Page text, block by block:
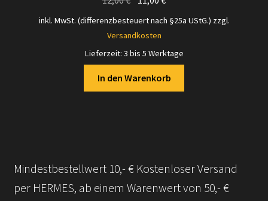
inkl. MwSt. (differenzbesteuert nach §25a UStG.) zzgl.
Versandkosten
Lieferzeit: 3 bis 5 Werktage
In den Warenkorb
Mindestbestellwert 10,- € Kostenloser Versand
per HERMES, ab einem Warenwert von 50,- €